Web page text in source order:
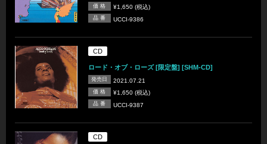
価 格 ¥1,650 (税込)
品 番 UCCI-9386
CD
ロード・オブ・ローズ [限定盤] [SHM-CD]
発売日 2021.07.21
価 格 ¥1,650 (税込)
品 番 UCCI-9387
CD